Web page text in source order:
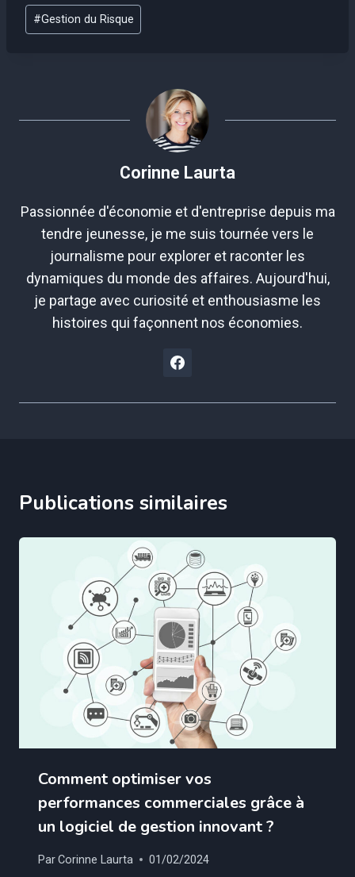
Étiquettes
de
#Gestion du Risque
Corinne Laurta
Passionnée d'économie et d'entreprise depuis ma
tendre jeunesse, je me suis tournée vers le
journalisme pour explorer et raconter les
dynamiques du monde des affaires. Aujourd'hui,
je partage avec curiosité et enthousiasme les
histoires qui façonnent nos économies.
Publications similaires
Comment optimiser vos
performances commerciales grâce à
un logiciel de gestion innovant ?
ParCorinne Laurta 01/02/2024